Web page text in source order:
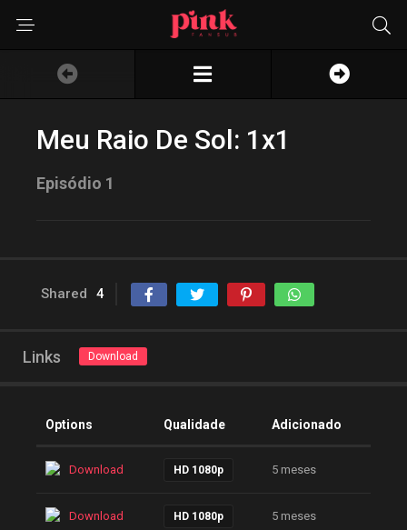
Meu Raio De Sol: 1x1
Episódio 1
Shared 4
Links Download
Options Qualidade Adicionado
Download HD 1080p 5 meses
Download HD 1080p 5 meses